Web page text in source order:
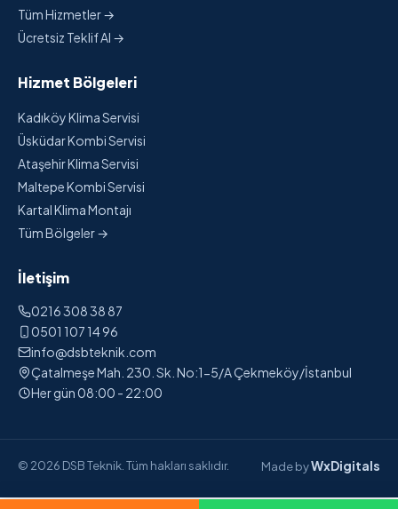
Tüm Hizmetler →
Ücretsiz Teklif Al →
Hizmet Bölgeleri
Kadıköy Klima Servisi
Üsküdar Kombi Servisi
Ataşehir Klima Servisi
Maltepe Kombi Servisi
Kartal Klima Montajı
Tüm Bölgeler →
İletişim
0216 308 38 87
0501 107 14 96
info@dsbteknik.com
Çatalmeşe Mah. 230. Sk. No:1-5/A Çekmeköy/İstanbul
Her gün 08:00 - 22:00
© 2026 DSB Teknik. Tüm hakları saklıdır. Made byWxDigitals